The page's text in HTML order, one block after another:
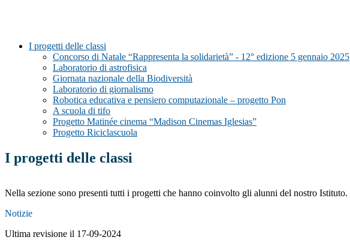
I progetti delle classi
Concorso di Natale “Rappresenta la solidarietà” - 12° edizione 5 gennaio 2025
Laboratorio di astrofisica
Giornata nazionale della Biodiversità
Laboratorio di giornalismo
Robotica educativa e pensiero computazionale – progetto Pon
A scuola di tifo
Progetto Matinée cinema “Madison Cinemas Iglesias”
Progetto Riciclascuola
I progetti delle classi
Nella sezione sono presenti tutti i progetti che hanno coinvolto gli alunni del nostro Istituto.
Notizie
Ultima revisione il 17-09-2024